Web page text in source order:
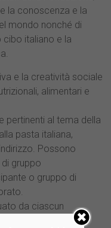
la conoscenza e la
mondo nonché di
italiano e la
e la creatività sociale
alimentari e
pertinenti al tema della
pasta italiana,
Possono
gruppo
o gruppo di
da ciascun
esempi al fine di